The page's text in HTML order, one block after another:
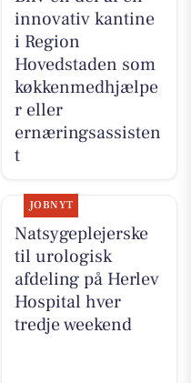
innovativ kantine
i Region
Hovedstaden som
køkkenmedhjælpe
r eller
ernæringsassisten
t
JOBNYT
Natsygeplejerske
til urologisk
afdeling på Herlev
Hospital hver
tredje weekend